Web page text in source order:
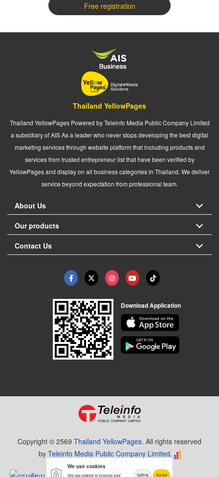
Free registration
Thailand YellowPages
Thailand YellowPages Powered by Teleinfo Media Public Company Limited
a subsidiary of AIS As a leader who never stops developing the best digital
marketing services through website platform that including products and
services from trusted entrepreneur list that have been verified by
YellowPages and display on all business categories in Thailand. We deliver
service beyond expectation from professional team.
About Us
Our products
Contact Us
Download Application
Copyright © 2569 Thailand YellowPages. All rights reserved
by Teleinfo Media Public Company Limited.
We use cookies
We use cookies to improve your Setting Accept